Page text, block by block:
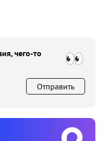
чего-то
Отправить